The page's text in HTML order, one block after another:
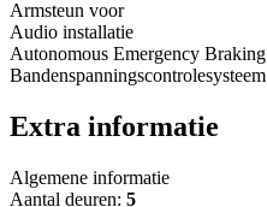
Armsteun voor
Audio installatie
Autonomous Emergency Braking
Bandenspanningscontrolesysteem
Extra informatie
Algemene informatie
Aantal deuren: 5